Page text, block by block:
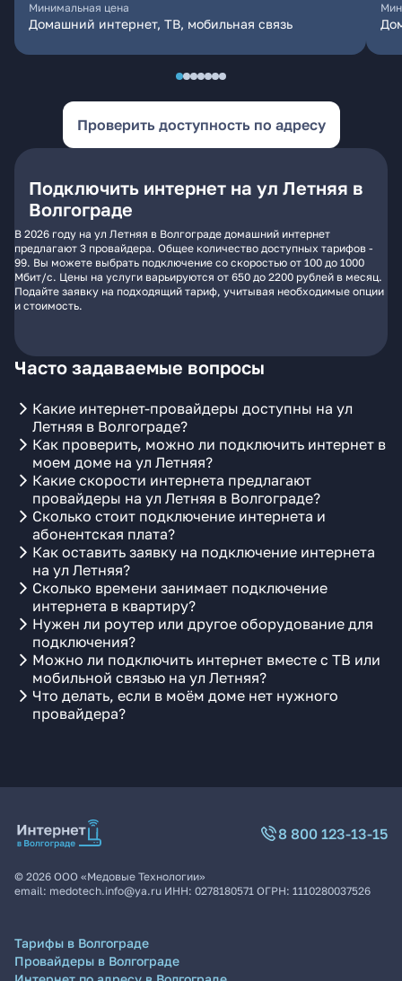
Минимальная цена
Домашний интернет, ТВ, мобильная связь
Проверить доступность по адресу
Подключить интернет на ул Летняя в
Волгограде
В 2026 году на ул Летняя в Волгограде домашний интернет
предлагают 3 провайдера. Общее количество доступных тарифов -
99. Вы можете выбрать подключение со скоростью от 100 до 1000
Мбит/с. Цены на услуги варьируются от 650 до 2200 рублей в месяц.
Подайте заявку на подходящий тариф, учитывая необходимые опции
и стоимость.
Часто задаваемые вопросы
Какие интернет-провайдеры доступны на ул
Летняя в Волгограде?
Как проверить, можно ли подключить интернет в
моем доме на ул Летняя?
Какие скорости интернета предлагают
провайдеры на ул Летняя в Волгограде?
Сколько стоит подключение интернета и
абонентская плата?
Как оставить заявку на подключение интернета
на ул Летняя?
Сколько времени занимает подключение
интернета в квартиру?
Нужен ли роутер или другое оборудование для
подключения?
Можно ли подключить интернет вместе с ТВ или
мобильной связью на ул Летняя?
Что делать, если в моём доме нет нужного
провайдера?
8 800 123-13-15
© 2026 ООО «Медовые Технологии»
email: medotech.info@ya.ru ИНН: 0278180571 ОГРН: 1110280037526
Тарифы в Волгограде
Провайдеры в Волгограде